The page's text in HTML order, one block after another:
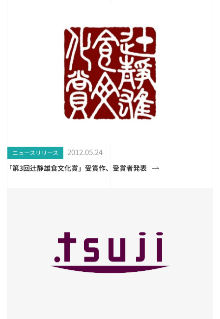
ニュースリリース 2012.05.24
「第3回辻静雄食文化賞」受賞作、受賞者発表